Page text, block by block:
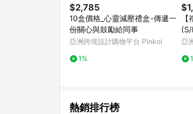
$2,785
10盒價格_心靈減壓禮盒-傳遞一
份關心與鼓勵給同事
亞洲跨境設計購物平台 Pinkoi
1%
(S/
亞
熱銷排行榜